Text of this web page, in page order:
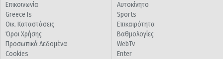
Επικοινωνία
Greece Is
Οικ. Καταστάσεις
Όροι Χρήσης
Προσωπικά Δεδομένα
Cookies
Αυτοκίνητο
Sports
Επικαιρότητα
Βαθμολογίες
WebTv
Enter